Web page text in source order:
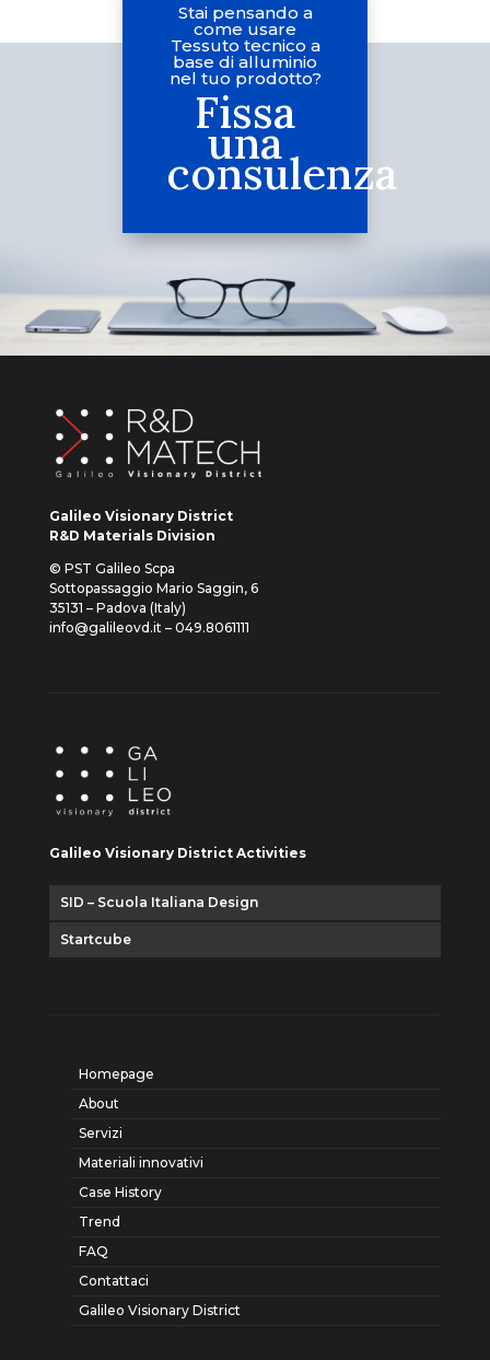
Stai pensando a
come usare
Tessuto tecnico a
base di alluminio
nel tuo prodotto?
Fissa
una
consulenza
Galileo Visionary District
R&D Materials Division
© PST Galileo Scpa
Sottopassaggio Mario Saggin, 6
35131 – Padova (Italy)
info@galileovd.it – 049.8061111
Galileo Visionary District Activities
SID – Scuola Italiana Design
Startcube
Homepage
About
Servizi
Materiali innovativi
Case History
Trend
FAQ
Contattaci
Galileo Visionary District